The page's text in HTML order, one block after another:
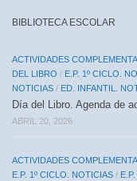
BIBLIOTECA ESCOLAR
ACTIVIDADES
DEL LIBRO / E.P. 1º CICLO.
NOTICIAS / ED. INFANTIL.
Día del Libro. Agenda de
ABRIL 20, 2026
ACTIVIDADES
E.P. 1º CICLO. NOTICIAS /